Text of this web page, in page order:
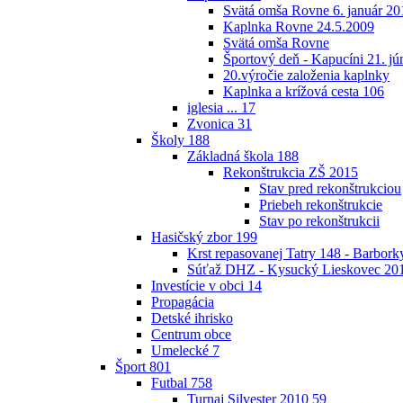
Svätá omša Rovne 6. január
Kaplnka Rovne 24.5.2009
Svätá omša Rovne
Športový deň - Kapucíni 21.
20.výročie založenia kaplnky
Kaplnka a krížová cesta 106
iglesia ... 17
Zvonica 31
Školy 188
Základná škola 188
Rekonštrukcia ZŠ 2015
Stav pred rekonštrukciou
Priebeh rekonštrukcie
Stav po rekonštrukcii
Hasičský zbor 199
Krst repasovanej Tatry 148 -
Súťaž DHZ - Kysucký Lieskovec
Investície v obci 14
Propagácia
Detské ihrisko
Centrum obce
Umelecké 7
Šport 801
Futbal 758
Turnaj Silvester 2010 59